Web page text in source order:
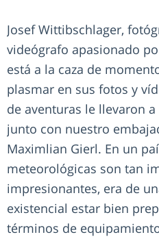
Josef Wittibschlager,
videógrafo apasionado
está a la caza de
plasmar en sus fotos y
de aventuras le llevaron
junto con nuestro
Maximlian Gierl. En un
meteorológicas son tan
impresionantes, era de
existencial estar bien
términos de